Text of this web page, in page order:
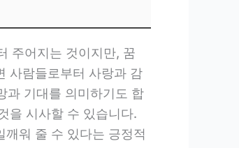
주어지는 것이지만, 꿈
사람들로부터 사랑과 감
과 기대를 의미하기도 합
을 시사할 수 있습니다.
워 줄 수 있다는 긍정적